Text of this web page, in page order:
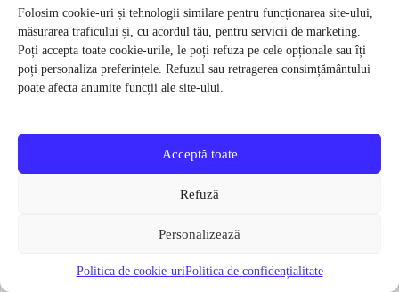
Folosim cookie-uri și tehnologii similare pentru funcționarea site-ului,
măsurarea traficului și, cu acordul tău, pentru servicii de marketing.
Poți accepta toate cookie-urile, le poți refuza pe cele opționale sau îți
poți personaliza preferințele. Refuzul sau retragerea consimțământului
poate afecta anumite funcții ale site-ului.
Acceptă toate
Refuză
Personalizează
Politica de cookie-uriPolitica de confidențialitate
Pantaloni functionali Force Frost marime L-XL Negru